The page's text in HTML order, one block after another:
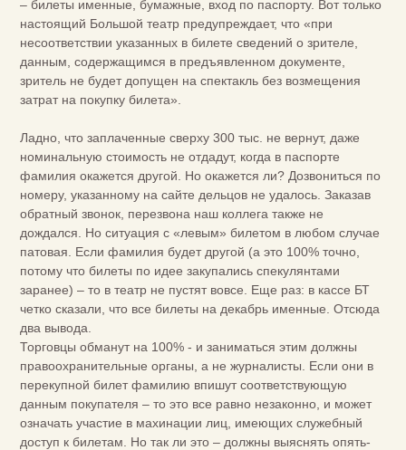
– билеты именные, бумажные, вход по паспорту. Вот только
настоящий Большой театр предупреждает, что «при
несоответствии указанных в билете сведений о зрителе,
данным, содержащимся в предъявленном документе,
зритель не будет допущен на спектакль без возмещения
затрат на покупку билета».
Ладно, что заплаченные сверху 300 тыс. не вернут, даже
номинальную стоимость не отдадут, когда в паспорте
фамилия окажется другой. Но окажется ли? Дозвониться по
номеру, указанному на сайте дельцов не удалось. Заказав
обратный звонок, перезвона наш коллега также не
дождался. Но ситуация с «левым» билетом в любом случае
патовая. Если фамилия будет другой (а это 100% точно,
потому что билеты по идее закупались спекулянтами
заранее) – то в театр не пустят вовсе. Еще раз: в кассе БТ
четко сказали, что все билеты на декабрь именные. Отсюда
два вывода.
Торговцы обманут на 100% - и заниматься этим должны
правоохранительные органы, а не журналисты. Если они в
перекупной билет фамилию впишут соответствующую
данным покупателя – то это все равно незаконно, и может
означать участие в махинации лиц, имеющих служебный
доступ к билетам. Но так ли это – должны выяснять опять-